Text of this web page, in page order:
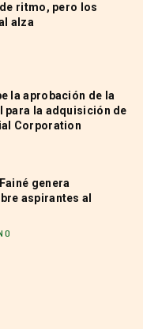
ritmo, pero los
alza
la aprobación de la
para la adquisición de
Corporation
genera
aspirantes al